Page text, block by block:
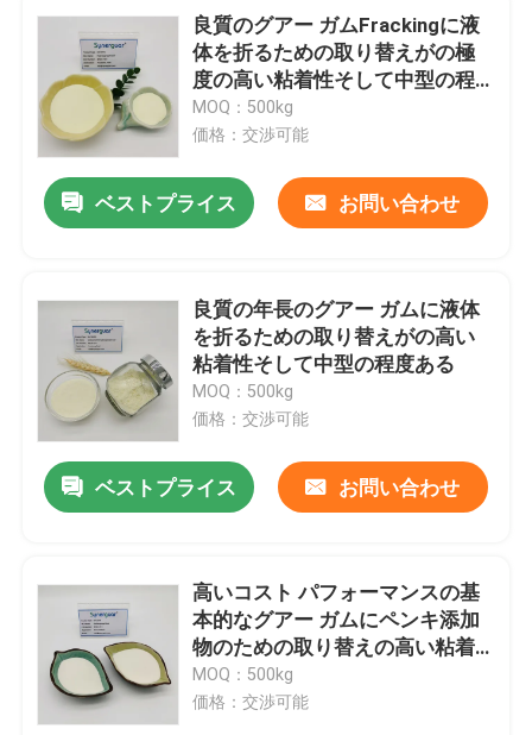
製品
良質のグアー ガムFrackingに液
体を折るための取り替えがの極
度の高い粘着性そして中型の程
度ある
MOQ：500kg
価格：交渉可能
ベストプライス お問い合わせ
良質の年長のグアー ガムに液体
を折るための取り替えがの高い
粘着性そして中型の程度ある
MOQ：500kg
価格：交渉可能
ベストプライス お問い合わせ
高いコスト パフォーマンスの基
本的なグアー ガムにペンキ添加
物のための取り替えの高い粘着
性そして高度がある
MOQ：500kg
価格：交渉可能